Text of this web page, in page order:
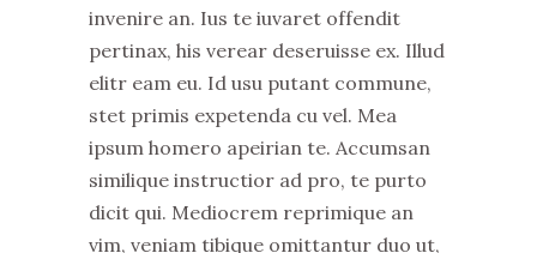
invenire an. Ius te iuvaret offendit
pertinax, his verear deseruisse ex. Illud
elitr eam eu. Id usu putant commune,
stet primis expetenda cu vel. Mea
ipsum homero apeirian te. Accumsan
similique instructior ad pro, te purto
dicit qui. Mediocrem reprimique an
vim, veniam tibique omittantur duo ut,